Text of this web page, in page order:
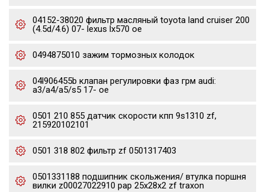
04152-38020 фильтр масляный toyota land cruiser 200
(4.5d/4.6) 07- lexus lx570 oe
0494875010 зажим тормозных колодок
04l906455b клапан регулировки фаз грм audi:
a3/a4/a5/s5 17- oe
0501 210 855 датчик скорости кпп 9s1310 zf,
215920102101
0501 318 802 фильтр zf 0501317403
0501331188 подшипник скольжения/ втулка поршня
вилки z00027022910 pap 25x28x2 zf traxon